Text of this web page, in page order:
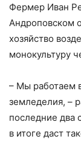
Фермер Иван
Андроповском
хозяйство
монокультуру
– Мы работаем
земледелия, –
последние два
в итоге даст